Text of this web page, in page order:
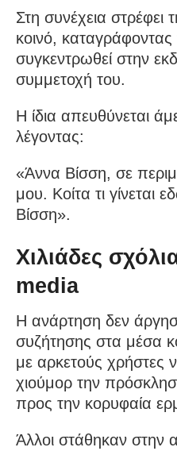
Στη συνέχεια
κοινό,
συγκεντρωθεί στην
συμμετοχή του.
Η ίδια απευθύνεται
λέγοντας:
«Άννα Βίσση, σε
μου. Κοίτα τι
Βίσση».
Χιλιάδες
media
Η ανάρτηση δεν
συζήτησης στα μέσα
με αρκετούς χρήστες
χιούμορ την
προς την κορυφαία
Άλλοι στάθηκαν στην